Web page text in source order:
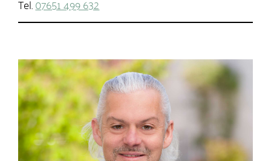
Tel.07651 499 632